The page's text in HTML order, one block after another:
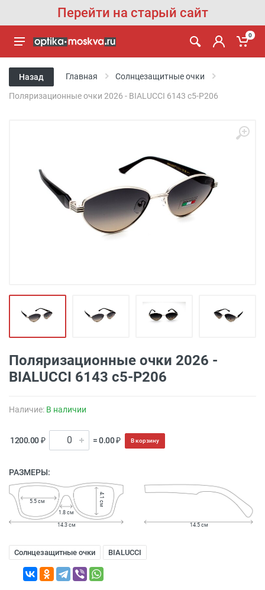
Перейти на старый сайт
0
Назад Главная Солнцезащитные очки
Поляризационные очки 2026 - BIALUCCI 6143 c5-P206
Поляризационные очки 2026 -
BIALUCCI 6143 c5-P206
Наличие: В наличии
1200.00 ₽ = 0.00 ₽ В корзину
РАЗМЕРЫ:
1.8 см
5.5 см 4.1 см
14.3 см 14.5 см
Солнцезащитные очки BIALUCCI